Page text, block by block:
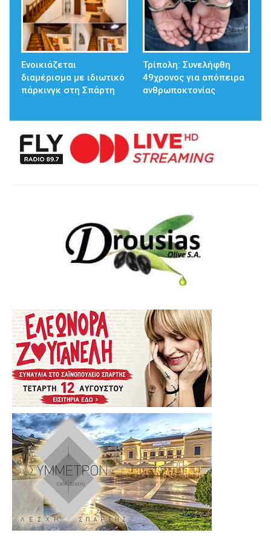
Ενοικιάζεται
διαμέρισμα με ιδιωτικό
πάρκινγκ στη Σπάρτη
Τρίπολη: Συνελήφθη
49χρονος για απόπειρα
ανθρωποκτονίας